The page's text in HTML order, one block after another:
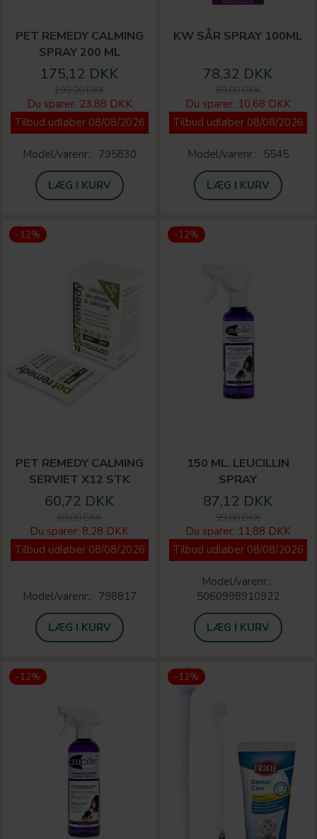
PET REMEDY CALMING
SPRAY 200 ML
175,12 DKK
199,00 DKK
Du sparer: 23,88 DKK
Tilbud udløber 08/08/2026
Model/varenr.: 795830
LÆG I KURV
KW SÅR SPRAY 100ML
78,32 DKK
89,00 DKK
Du sparer: 10,68 DKK
Tilbud udløber 08/08/2026
Model/varenr.: 5545
LÆG I KURV
-12%
PET REMEDY CALMING
SERVIET X12 STK
60,72 DKK
69,00 DKK
Du sparer: 8,28 DKK
Tilbud udløber 08/08/2026
Model/varenr.: 798817
LÆG I KURV
-12%
150 ML. LEUCILLIN
SPRAY
87,12 DKK
99,00 DKK
Du sparer: 11,88 DKK
Tilbud udløber 08/08/2026
Model/varenr.:
5060998910922
LÆG I KURV
-12% -12%